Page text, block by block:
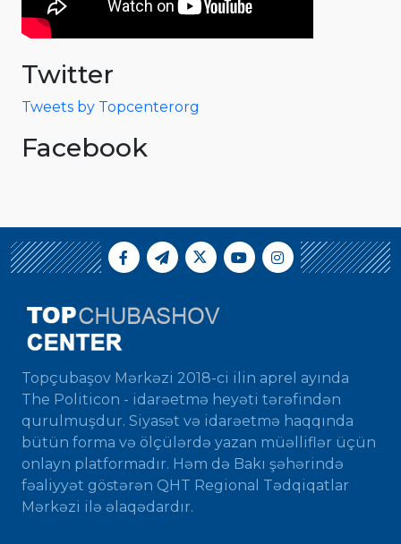
Twitter
Tweets by Topcenterorg
Facebook
Topçubaşov Mərkəzi 2018-ci ilin aprel ayında
The Politicon - idarəetmə heyəti tərəfindən
qurulmuşdur. Siyasət və idarəetmə haqqında
bütün forma və ölçülərdə yazan müəlliflər üçün
onlayn platformadır. Həm də Bakı şəhərində
fəaliyyət göstərən QHT Regional Tədqiqatlar
Mərkəzi ilə əlaqədardır.